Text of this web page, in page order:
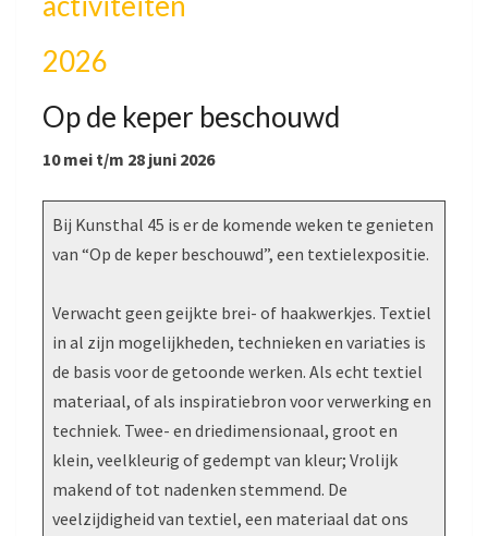
2026
Op de keper beschouwd
10 mei t/m 28 juni 2026
Bij Kunsthal 45 is er de komende weken te genieten
van “Op de keper beschouwd”, een textielexpositie.
Verwacht geen geijkte brei- of haakwerkjes. Textiel
in al zijn mogelijkheden, technieken en variaties is
de basis voor de getoonde werken. Als echt textiel
materiaal, of als inspiratiebron voor verwerking en
techniek. Twee- en driedimensionaal, groot en
klein, veelkleurig of gedempt van kleur; Vrolijk
makend of tot nadenken stemmend. De
veelzijdigheid van textiel, een materiaal dat ons